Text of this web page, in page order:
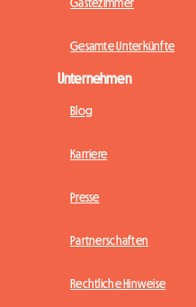
Gesamte Unterkünfte
Unternehmen
Blog
Karriere
Presse
Partnerschaften
Rechtliche Hinweise